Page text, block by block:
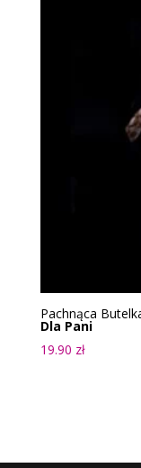
Pachnąca
Dla Pani
19.90 zł